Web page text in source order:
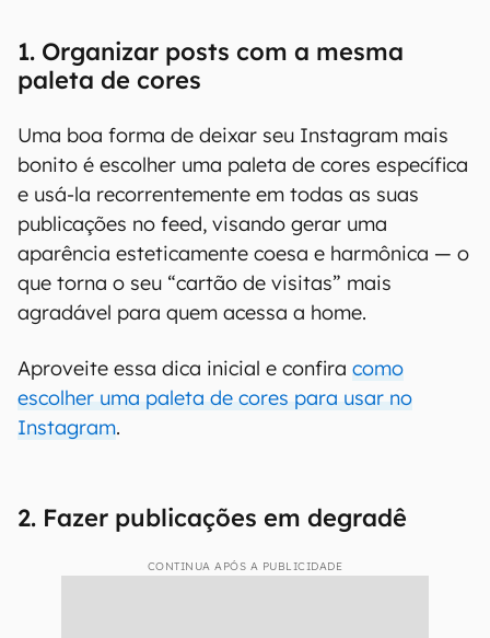
1. Organizar posts com a mesma
paleta de cores
Uma boa forma de deixar seu Instagram mais
bonito é escolher uma paleta de cores específica
e usá-la recorrentemente em todas as suas
publicações no feed, visando gerar uma
aparência esteticamente coesa e harmônica — o
que torna o seu “cartão de visitas” mais
agradável para quem acessa a home.
Aproveite essa dica inicial e confira como
escolher uma paleta de cores para usar no
Instagram.
2. Fazer publicações em degradê
CONTINUA APÓS A PUBLICIDADE